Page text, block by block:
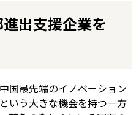
出支援企業を
国最先端のイノベーション
いう大きな機会を持つ一方